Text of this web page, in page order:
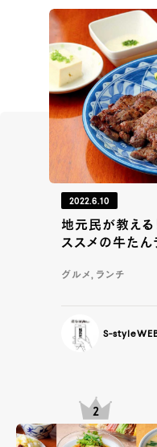
2022.6.10
地元民が教え
ススメの牛たん
グルメ, ランチ
S-